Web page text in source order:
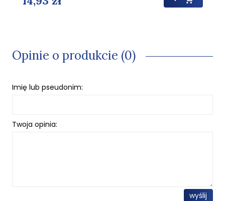
Opinie o produkcie (0)
Imię lub pseudonim:
Twoja opinia:
wyślij